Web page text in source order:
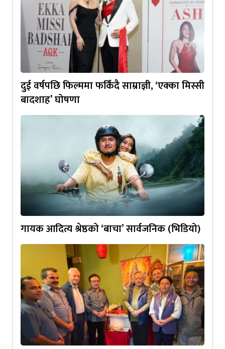
दुई वर्षपछि फिल्ममा फर्किंदै साम्राज्ञी, ‘एक्का मिस्सी
बादशाह’ घोषणा
गायक आदित्य श्रेष्ठको ‘बाचा’ सार्वजनिक (भिडियो)